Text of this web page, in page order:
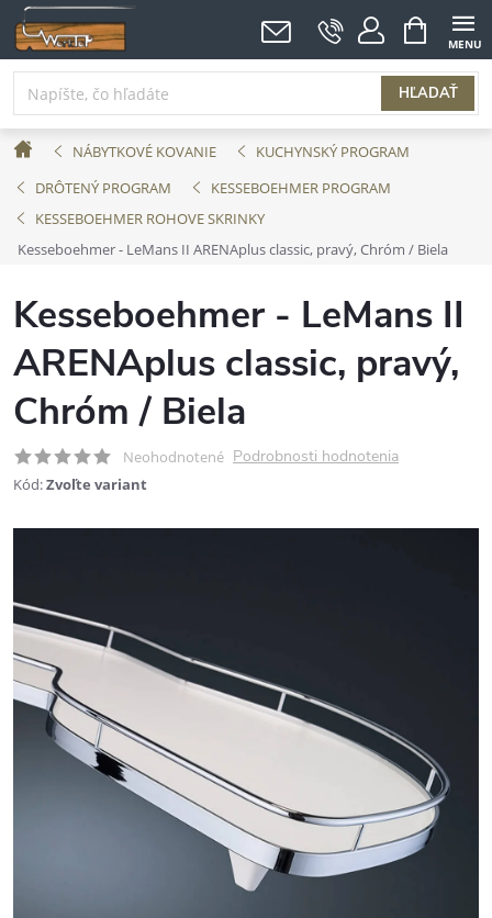
Prejsť
na
obsah
HĽADAŤ
NÁKUPNÝ
KOŠÍK
DomovNÁBYTKOVÉ KOVANIE
KUCHYNSKÝ PROGRAM
DRÔTENÝ PROGRAM
KESSEBOEHMER PROGRAM
KESSEBOEHMER ROHOVE SKRINKY
Kesseboehmer - LeMans II ARENAplus classic, pravý, Chróm / Biela
Kesseboehmer - LeMans II
ARENAplus classic, pravý,
Chróm / Biela
Neohodnotené Podrobnosti hodnotenia
Kód:Zvoľte variant